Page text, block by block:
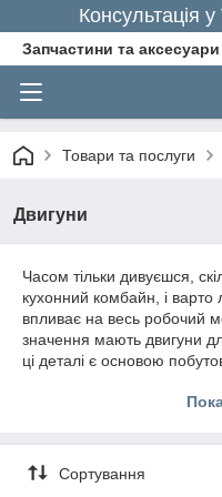
Консультація
Запчастини та
Товари та послуги
Двигуни
Часом тільки дивуєшся,
кухонний комбайн, і варто
впливає на весь робочий
значення мають двигуни
ці деталі є основою
здійснити покупку в
вибір якісних двигунів і
Сортування